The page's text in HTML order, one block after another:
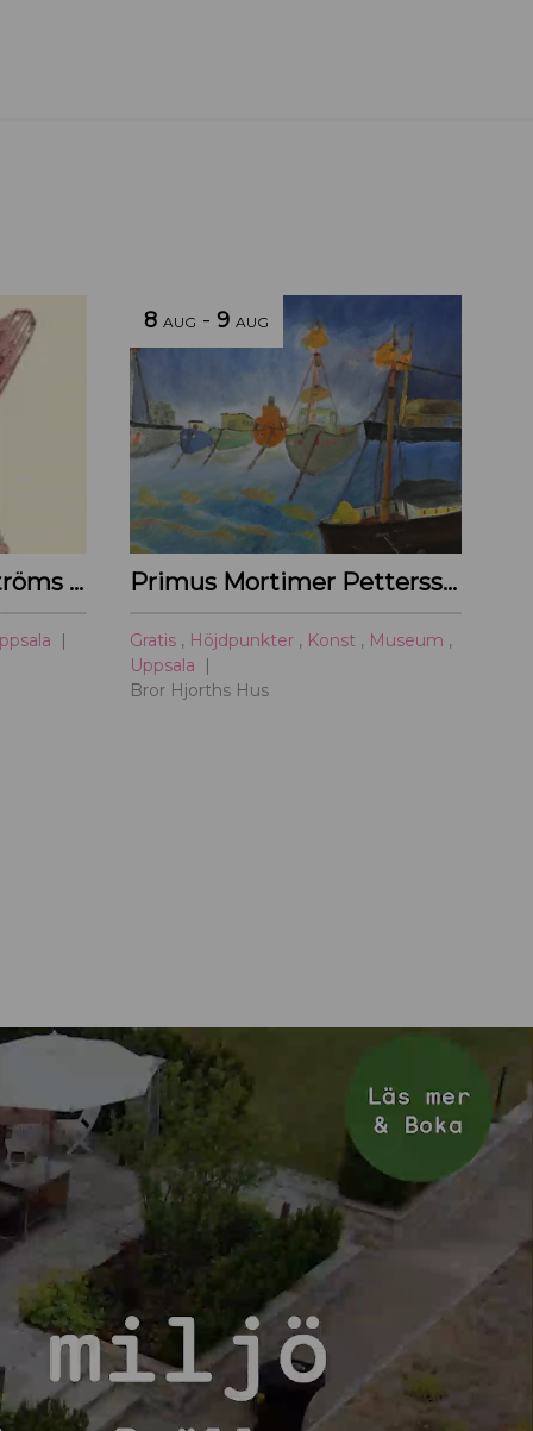
Räkor & Vin på Uppströms Fisk
8 AUG - 9 AUG
Primus Mortimer Pettersson
Gratis , Höjdpunkter , Konst , Museum ,
Uppsala
Bror Hjorths Hus